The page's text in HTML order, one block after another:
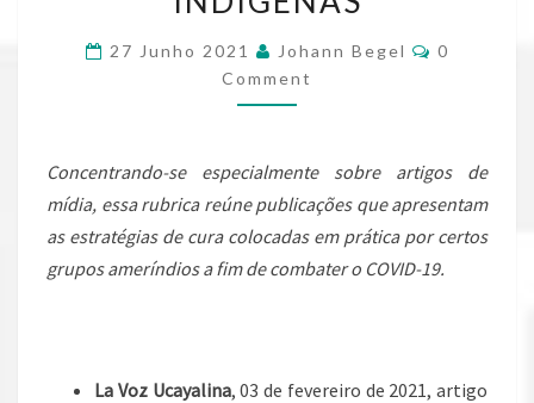
TERAPÊUTICAS
27 Junho 2021 Johann Begel Comments
0
Comment
Concentrando-se especialmente sobre artigos de
mídia, essa rubrica reúne publicações que apresentam
as estratégias de cura colocadas em prática por certos
grupos ameríndios a fim de combater o COVID-19.
La Voz Ucayalina, 03 de fevereiro de 2021, artigo